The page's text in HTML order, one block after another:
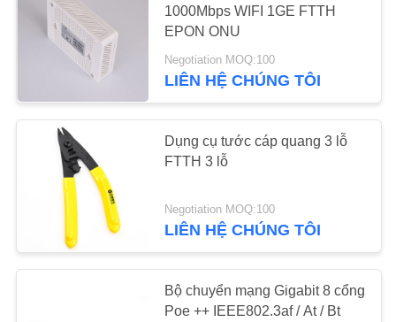
GPON OLT
13
1000Mbps WIFI 1GE FTTH
EPON ONU
Negotiation MOQ:100
LIÊN HỆ CHÚNG TÔI
Dụng cụ tước cáp quang 3 lỗ
FTTH 3 lỗ
Negotiation MOQ:100
LIÊN HỆ CHÚNG TÔI
Bộ chuyển mạng Gigabit 8 cổng
Poe ++ IEEE802.3af / At / Bt